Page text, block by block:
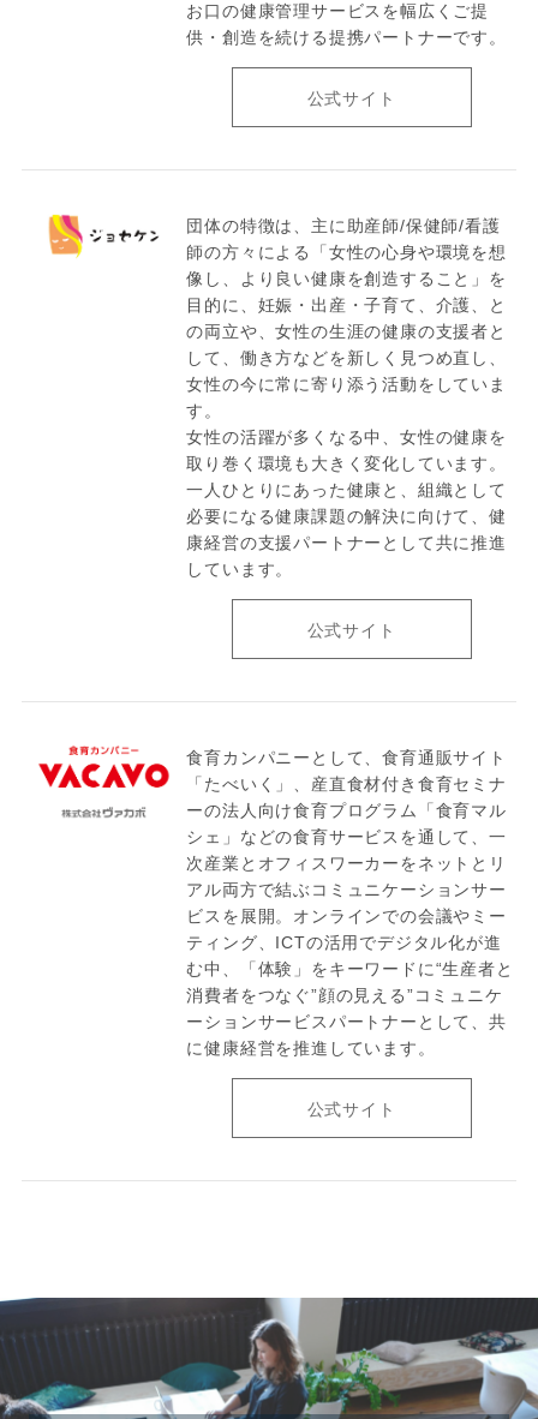
お口の健康管理サービスを幅広くご提
供・創造を続ける提携パートナーです。
公式サイト
団体の特徴は、主に助産師/保健師/看護
師の方々による「女性の心身や環境を想
像し、より良い健康を創造すること」を
目的に、妊娠・出産・子育て、介護、と
の両立や、女性の生涯の健康の支援者と
して、働き方などを新しく見つめ直し、
女性の今に常に寄り添う活動をしていま
す。
女性の活躍が多くなる中、女性の健康を
取り巻く環境も大きく変化しています。
一人ひとりにあった健康と、組織として
必要になる健康課題の解決に向けて、健
康経営の支援パートナーとして共に推進
しています。
公式サイト
食育カンパニーとして、食育通販サイト
「たべいく」、産直食材付き食育セミナ
ーの法人向け食育プログラム「食育マル
シェ」などの食育サービスを通して、一
次産業とオフィスワーカーをネットとリ
アル両方で結ぶコミュニケーションサー
ビスを展開。オンラインでの会議やミー
ティング、ICTの活用でデジタル化が進
む中、「体験」をキーワードに“生産者と
消費者をつなぐ”顔の見える”コミュニケ
ーションサービスパートナーとして、共
に健康経営を推進しています。
公式サイト